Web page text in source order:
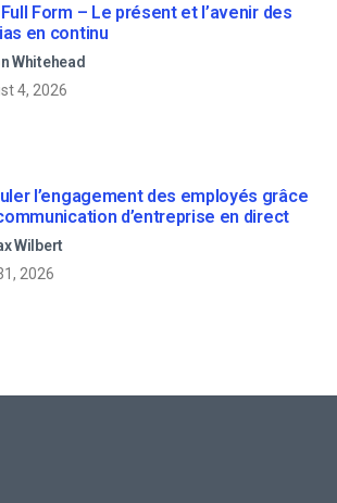
Full Form – Le présent et l’avenir des
en continu
Whitehead
4, 2026
l’engagement des employés grâce
d’entreprise en direct
Wilbert
2026